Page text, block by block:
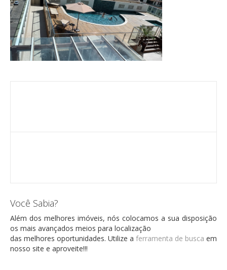
Você Sabia?
Além dos melhores imóveis, nós colocamos a sua disposição
os mais avançados meios para localização
das melhores oportunidades. Utilize a ferramenta de busca em
nosso site e aproveite!!!